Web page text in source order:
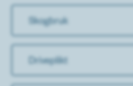
Skogbruk
Driveplikt